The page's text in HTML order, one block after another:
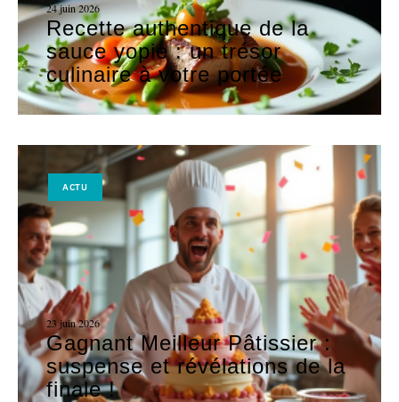
24 juin 2026
Recette authentique de la
sauce yopie : un trésor
culinaire à votre portée
ACTU
23 juin 2026
Gagnant Meilleur Pâtissier :
suspense et révélations de la
finale !